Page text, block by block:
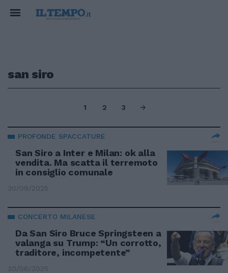
san siro
1 2 3
PROFONDE SPACCATURE
San Siro a Inter e Milan: ok alla
vendita. Ma scatta il terremoto
in consiglio comunale
30/09/2025
CONCERTO MILANESE
Da San Siro Bruce Springsteen a
valanga su Trump: “Un corrotto,
traditore, incompetente”
30/06/2025